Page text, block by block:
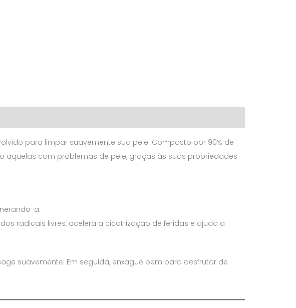
para limpar suavemente sua pele. Composto por 90% de
aquelas com problemas de pele, graças às suas propriedades
a.
radicais livres, acelera a cicatrização de feridas e ajuda a
suavemente. Em seguida, enxague bem para desfrutar de